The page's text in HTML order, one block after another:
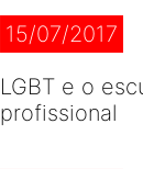
15/07/2017
LGBT e o
profissional